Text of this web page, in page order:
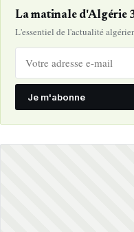
La matinale d'Algérie
L'essentiel de l'actualité
Je m'abonne